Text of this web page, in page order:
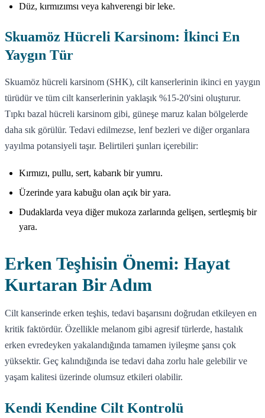
Düz, kırmızımsı veya kahverengi bir leke.
Skuamöz Hücreli Karsinom: İkinci En
Yaygın Tür
Skuamöz hücreli karsinom (SHK), cilt kanserlerinin ikinci en yaygın
türüdür ve tüm cilt kanserlerinin yaklaşık %15-20'sini oluşturur.
Tıpkı bazal hücreli karsinom gibi, güneşe maruz kalan bölgelerde
daha sık görülür. Tedavi edilmezse, lenf bezleri ve diğer organlara
yayılma potansiyeli taşır. Belirtileri şunları içerebilir:
Kırmızı, pullu, sert, kabarık bir yumru.
Üzerinde yara kabuğu olan açık bir yara.
Dudaklarda veya diğer mukoza zarlarında gelişen, sertleşmiş bir
yara.
Erken Teşhisin Önemi: Hayat
Kurtaran Bir Adım
Cilt kanserinde erken teşhis, tedavi başarısını doğrudan etkileyen en
kritik faktördür. Özellikle melanom gibi agresif türlerde, hastalık
erken evredeyken yakalandığında tamamen iyileşme şansı çok
yüksektir. Geç kalındığında ise tedavi daha zorlu hale gelebilir ve
yaşam kalitesi üzerinde olumsuz etkileri olabilir.
Kendi Kendine Cilt Kontrolü